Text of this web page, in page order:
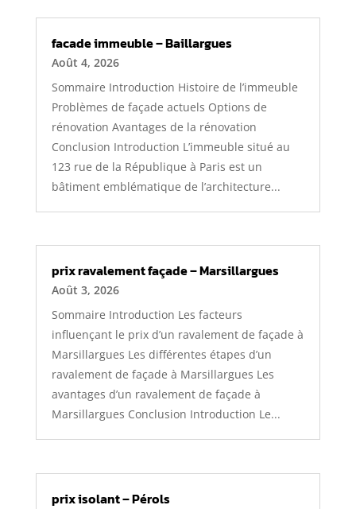
facade immeuble – Baillargues
Août 4, 2026
Sommaire Introduction Histoire de l’immeuble
Problèmes de façade actuels Options de
rénovation Avantages de la rénovation
Conclusion Introduction L’immeuble situé au
123 rue de la République à Paris est un
bâtiment emblématique de l’architecture...
prix ravalement façade – Marsillargues
Août 3, 2026
Sommaire Introduction Les facteurs
influençant le prix d’un ravalement de façade à
Marsillargues Les différentes étapes d’un
ravalement de façade à Marsillargues Les
avantages d’un ravalement de façade à
Marsillargues Conclusion Introduction Le...
prix isolant – Pérols